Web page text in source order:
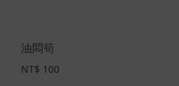
油悶筍
NT$ 100